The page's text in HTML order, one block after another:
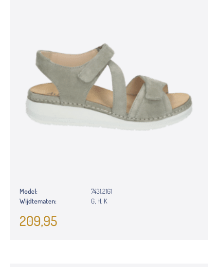
Model:
7431.2161
Wijdtematen:
G, H, K
209,95